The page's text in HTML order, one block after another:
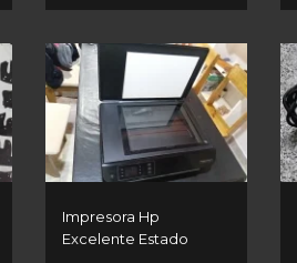
Impresora Hp
Excelente Estado